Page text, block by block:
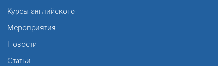
Курсы английского
Мероприятия
Новости
Статьи